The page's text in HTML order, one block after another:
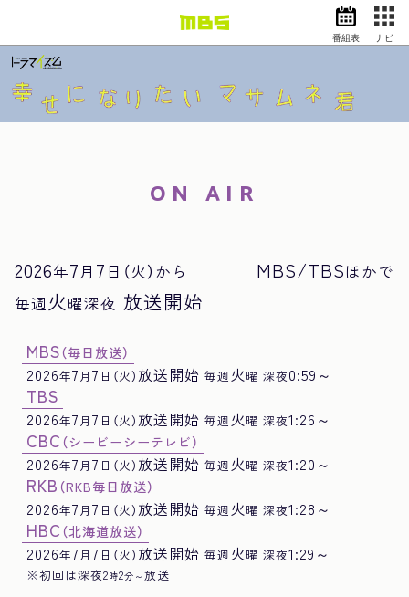
情報・報道
バラエティ
映画 アナウンサー
番組表 ナビ
ON AIR
2026年7月 7 日（火）から MBS/TBSほかで
毎週火曜深夜 放送開始
MBS（毎日放送）
2026年7月 7 日 （火） 放送開始 毎週 火曜 深夜0:59～
TBS
2026年7月 7 日 （火） 放送開始 毎週 火曜 深夜1:26～
CBC （シービーシーテレビ）
2026年7月 7 日 （火） 放送開始 毎週 火曜 深夜1:20～
RKB （RKB毎日放送）
2026年7月 7 日 （火） 放送開始 毎週 火曜 深夜1:28～
HBC （北海道放送）
2026年7月 7 日 （火） 放送開始 毎週 火曜 深夜1:29～
※初回は深夜2時2分～ 放送